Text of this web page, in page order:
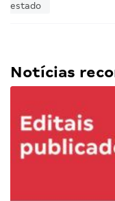
estado
Notícias